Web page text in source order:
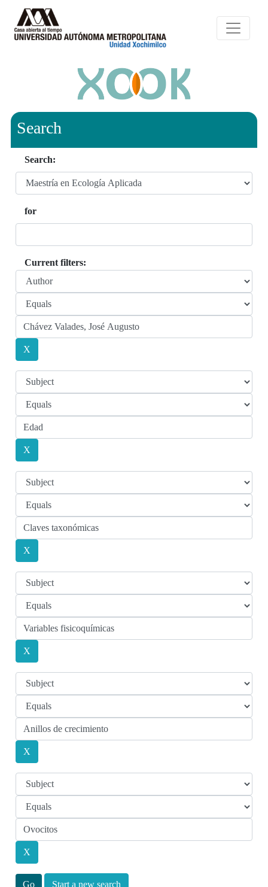
Search
Search:
for
Current filters:
Start a new search